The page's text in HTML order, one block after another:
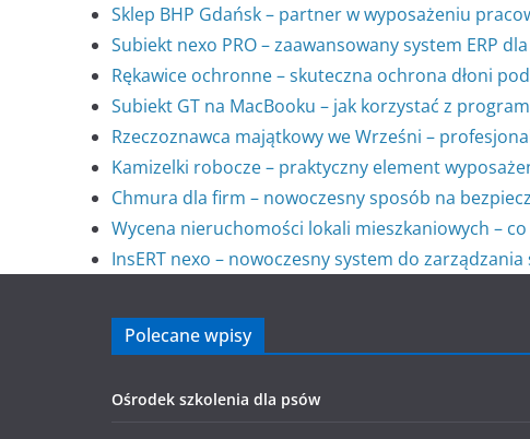
Sklep BHP Gdańsk – partner w wyposażeniu
Subiekt nexo PRO – zaawansowany system ERP
Rękawice ochronne – skuteczna ochrona dłoni
Subiekt GT na MacBooku – jak korzystać z
Rzeczoznawca majątkowy we Wrześni –
Kamizelki robocze – praktyczny element
Chmura dla firm – nowoczesny sposób na
Wycena nieruchomości lokali mieszkaniowych –
InsERT nexo – nowoczesny system do
Polecane wpisy
Ośrodek szkolenia dla psów